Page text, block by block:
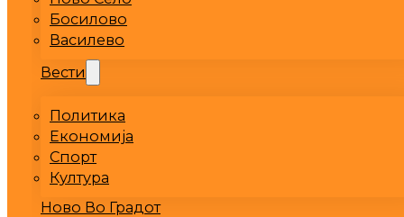
Босилово
Василево
Вести
Политика
Економија
Спорт
Култура
Ново Во Градот